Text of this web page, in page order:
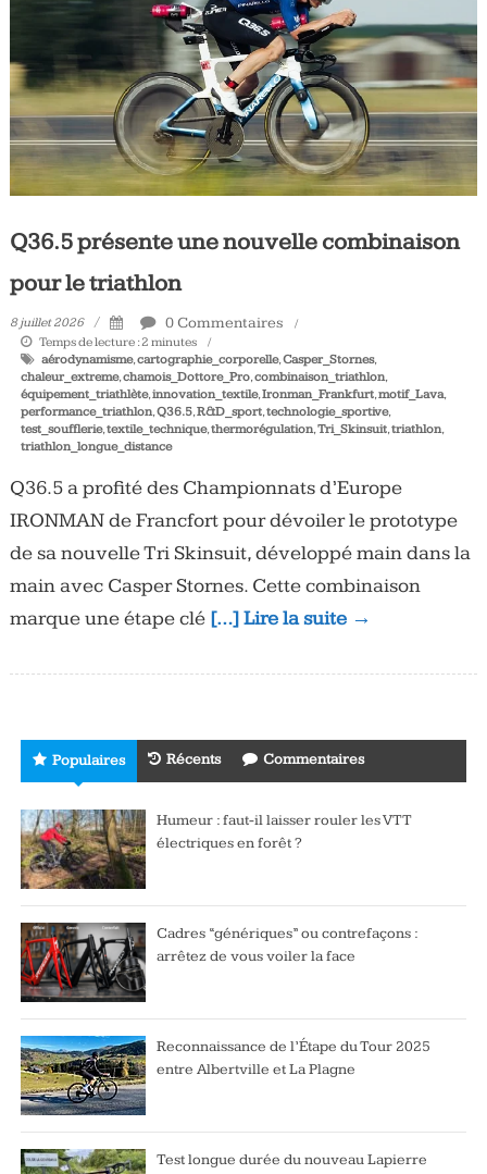
jours,
votre
actualité
vélo
et
triathlon
Q36.5 présente une nouvelle combinaison
pour le triathlon
8 juillet 2026 0 Commentaires
Temps de lecture :2 minutes
aérodynamisme,cartographie_corporelle,Casper_Stornes,
chaleur_extreme,chamois_Dottore_Pro,combinaison_triathlon,
équipement_triathlète,innovation_textile,Ironman_Frankfurt,motif_Lava,
performance_triathlon,Q36.5,R&D_sport,technologie_sportive,
test_soufflerie,textile_technique,thermorégulation,Tri_Skinsuit,triathlon,
triathlon_longue_distance
Q36.5 a profité des Championnats d’Europe
IRONMAN de Francfort pour dévoiler le prototype
de sa nouvelle Tri Skinsuit, développé main dans la
main avec Casper Stornes. Cette combinaison
marque une étape clé […] Lire la suite →
Populaires Récents Commentaires
Humeur : faut-il laisser rouler les VTT
électriques en forêt ?
Cadres “génériques” ou contrefaçons :
arrêtez de vous voiler la face
Reconnaissance de l’Étape du Tour 2025
entre Albertville et La Plagne
Test longue durée du nouveau Lapierre